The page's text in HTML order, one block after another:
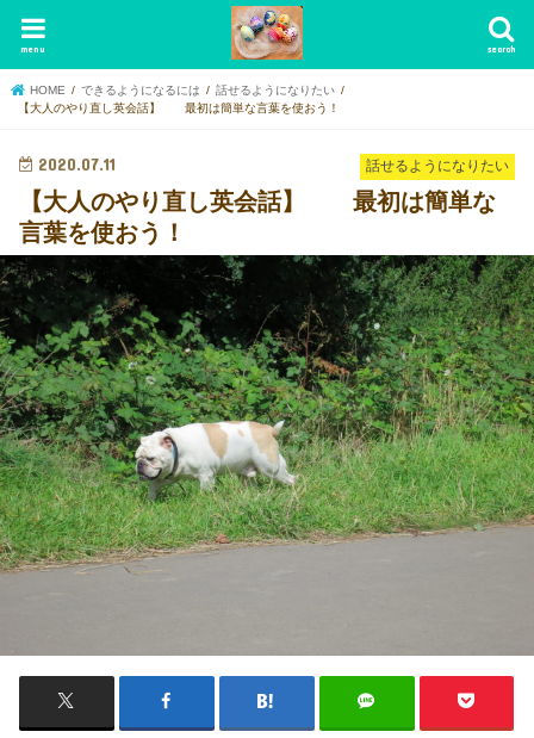
search
menu
HOME できるようになるには
話せるようになりたい
【大人のやり直し英会話】 最初は簡単な言葉を使おう！
話せるようになりたい
2020.07.11
【大人のやり直し英会話】 最初は簡単な
言葉を使おう！